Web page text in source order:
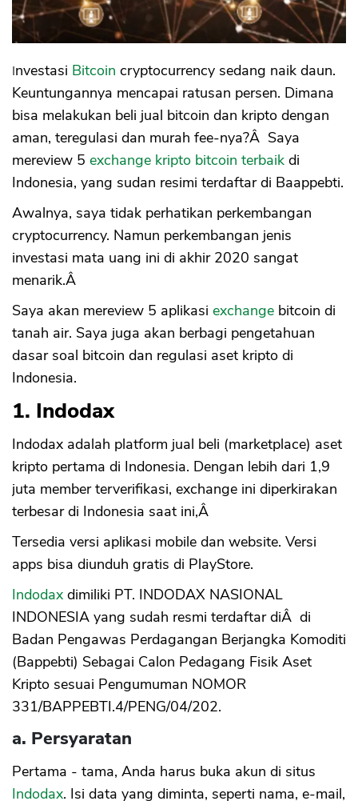
5. Luno
a. Persyaratan
b. Minimum Deposit
c. Keamanan
d. Aset Kripto & Fitur Trading
e. Biaya Fee Layanan Transaksi
Review Exchange
1. Legalitas
2. Verifikasi KYC
3. Keamanan Akses
4. Popularitas Exchange
5. Diversifikasi
Apa itu Bitcoin
Cryptocurrency
Manfaat
Bitcoin vs Emas
Cara Transaksi Bitcoin Cryptocurrency
Investasi Jangka Panjang vs Pendek
Regulasi Kripto Indonesia
Investasi Bitcoin cryptocurrency sedang naik daun.
Keuntungannya mencapai ratusan persen. Dimana
bisa melakukan beli jual bitcoin dan kripto dengan
aman, teregulasi dan murah fee-nya?Â Saya
mereview 5 exchange kripto bitcoin terbaik di
Indonesia, yang sudan resimi terdaftar di Baappebti.
Awalnya, saya tidak perhatikan perkembangan
cryptocurrency. Namun perkembangan jenis
investasi mata uang ini di akhir 2020 sangat
menarik.Â
Saya akan mereview 5 aplikasi exchange bitcoin di
tanah air. Saya juga akan berbagi pengetahuan
dasar soal bitcoin dan regulasi aset kripto di
Indonesia.
1. Indodax
Indodax adalah platform jual beli (marketplace) aset
kripto pertama di Indonesia. Dengan lebih dari 1,9
juta member terverifikasi, exchange ini diperkirakan
terbesar di Indonesia saat ini,Â
Tersedia versi aplikasi mobile dan website. Versi
apps bisa diunduh gratis di PlayStore.
Indodax dimiliki PT. INDODAX NASIONAL
INDONESIA yang sudah resmi terdaftar diÂ di
Badan Pengawas Perdagangan Berjangka Komoditi
(Bappebti) Sebagai Calon Pedagang Fisik Aset
Kripto sesuai Pengumuman NOMOR
331/BAPPEBTI.4/PENG/04/202.
a. Persyaratan
Pertama - tama, Anda harus buka akun di situs
Indodax. Isi data yang diminta, seperti nama, e-mail,